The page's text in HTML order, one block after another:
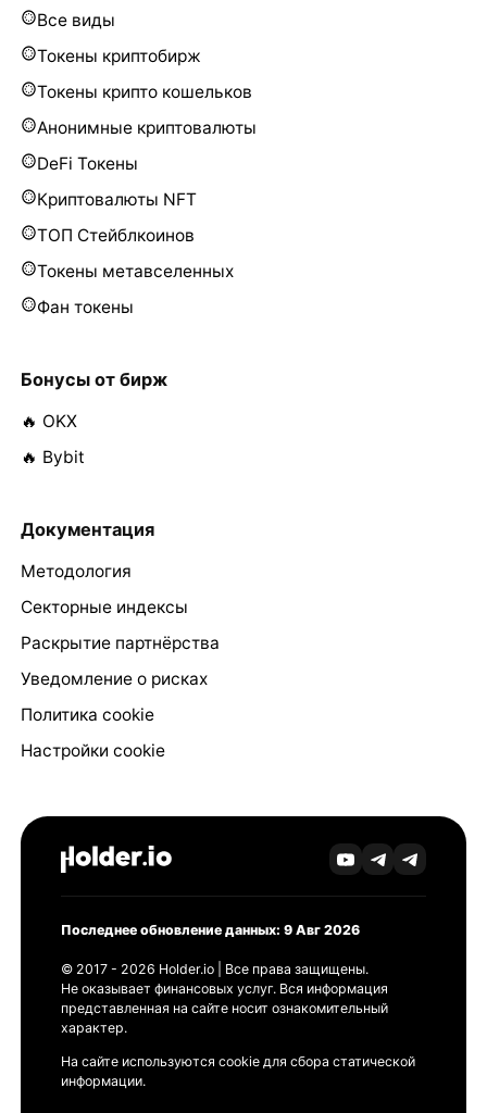
Все виды
Токены криптобирж
Токены крипто кошельков
Анонимные криптовалюты
DeFi Токены
Криптовалюты NFT
ТОП Стейблкоинов
Токены метавселенных
Фан токены
Бонусы от бирж
🔥 OKX
🔥 Bybit
Документация
Методология
Секторные индексы
Раскрытие партнёрства
Уведомление о рисках
Политика cookie
Настройки cookie
Последнее обновление данных: 9 Авг 2026
© 2017 - 2026 Holder.io | Все права защищены.
Не оказывает финансовых услуг. Вся информация
представленная на сайте носит ознакомительный
характер.
На сайте используются cookie для сбора статической
информации.